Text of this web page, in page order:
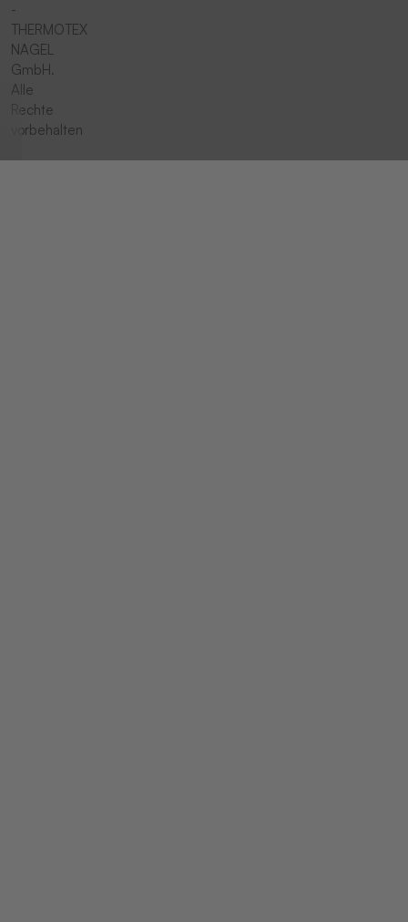
-
THERMOTEX
NAGEL
GmbH.
Alle
Rechte
vorbehalten